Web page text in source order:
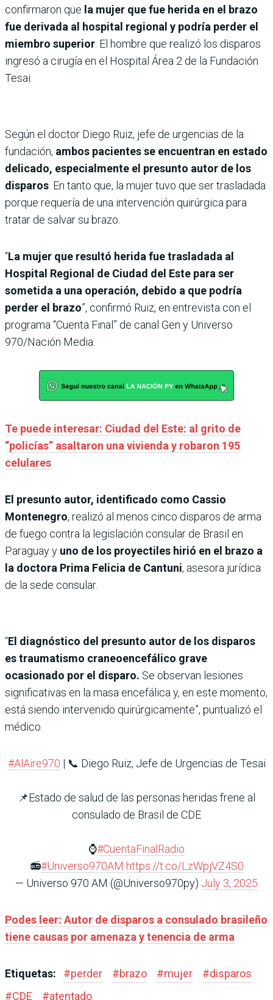
confirmaron que la mujer que fue herida en el brazo
fue derivada al hospital regional y podría perder el
miembro superior. El hombre que realizó los disparos
ingresó a cirugía en el Hospital Área 2 de la Fundación
Tesai.
Según el doctor Diego Ruiz, jefe de urgencias de la
fundación, ambos pacientes se encuentran en estado
delicado, especialmente el presunto autor de los
disparos. En tanto que, la mujer tuvo que ser trasladada
porque requería de una intervención quirúrgica para
tratar de salvar su brazo.
“La mujer que resultó herida fue trasladada al
Hospital Regional de Ciudad del Este para ser
sometida a una operación, debido a que podría
perder el brazo”, confirmó Ruiz, en entrevista con el
programa “Cuenta Final” de canal Gen y Universo
970/Nación Media.
Te puede interesar: Ciudad del Este: al grito de
“policías” asaltaron una vivienda y robaron 195
celulares
El presunto autor, identificado como Cassio
Montenegro, realizó al menos cinco disparos de arma
de fuego contra la legislación consular de Brasil en
Paraguay y uno de los proyectiles hirió en el brazo a
la doctora Prima Felicia de Cantuni, asesora jurídica
de la sede consular.
“El diagnóstico del presunto autor de los disparos
es traumatismo craneoencefálico grave
ocasionado por el disparo. Se observan lesiones
significativas en la masa encefálica y, en este momento,
está siendo intervenido quirúrgicamente”, puntualizó el
médico.
#AlAire970 | 📞 Diego Ruiz, Jefe de Urgencias de Tesai
📌Estado de salud de las personas heridas frene al
consulado de Brasil de CDE
⌚️#CuentaFinalRadio
📻#Universo970AM https://t.co/LzWpjVZ4S0
— Universo 970 AM (@Universo970py) July 3, 2025
Podes leer: Autor de disparos a consulado brasileño
tiene causas por amenaza y tenencia de arma
Etiquetas: #perder #brazo #mujer #disparos
#CDE #atentado